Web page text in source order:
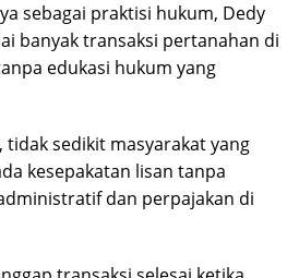
sebagai praktisi hukum, Dedy
banyak transaksi pertanahan di
edukasi hukum yang
sedikit masyarakat yang
kesepakatan lisan tanpa
dan perpajakan di